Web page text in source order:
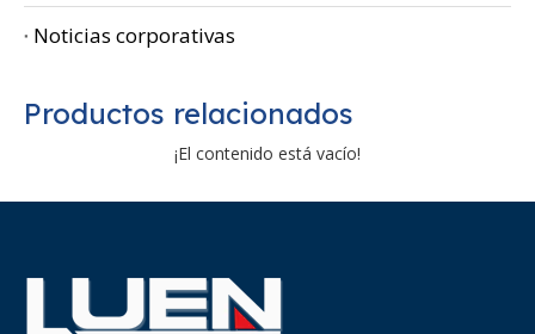
Noticias corporativas
Productos relacionados
¡El contenido está vacío!